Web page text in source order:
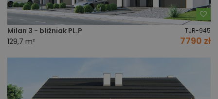
Milan 3 - bliźniak PL.P TJR-945
129,7 m² 7790 zł